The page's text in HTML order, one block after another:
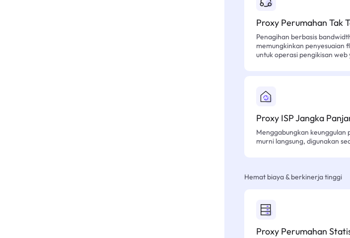
Proxy Perumahan Tak
Penagihan berbasis
memungkinkan penyesuaian
untuk operasi pengikisan
Proxy ISP Jangka
Menggabungkan keunggulan
murni langsung, digunakan
Hemat biaya & berkinerja tinggi
Proxy Perumahan